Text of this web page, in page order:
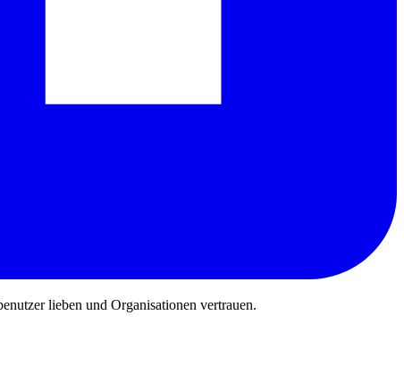
lieben und Organisationen vertrauen.